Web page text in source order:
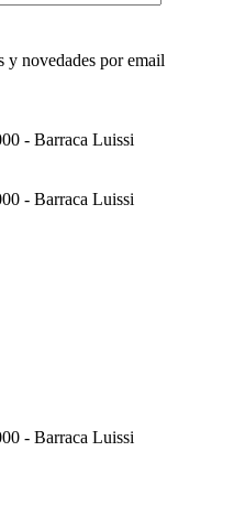
y novedades por email